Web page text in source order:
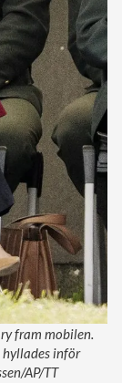
fram mobilen.
hyllades inför
AP/TT